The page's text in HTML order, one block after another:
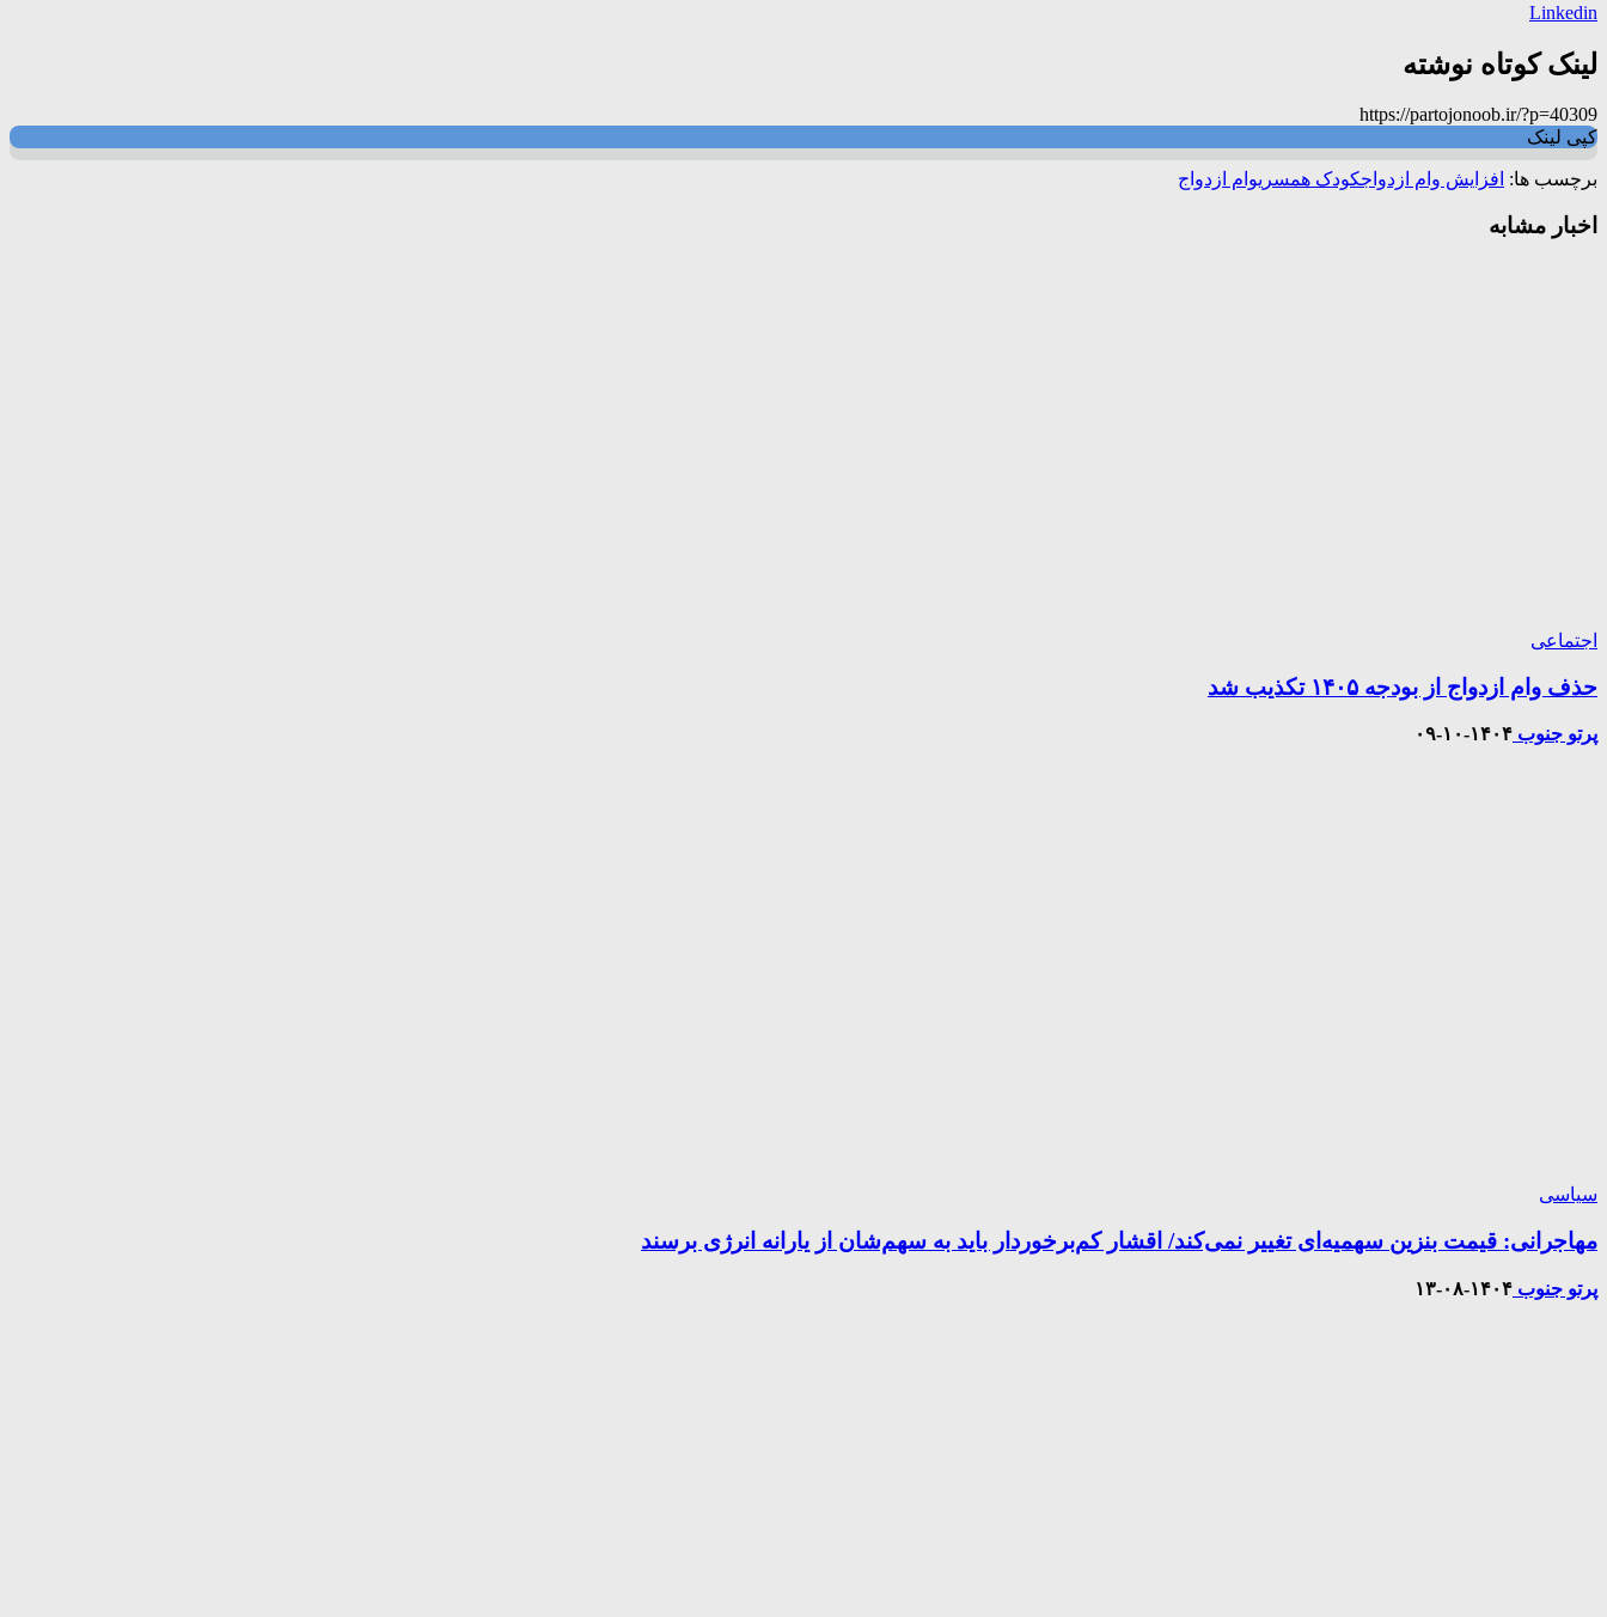
Linkedin
لینک کوتاه نوشته
https://partojonoob.ir/?p=40309
کپی لینک
برچسب ها: افزایش وام ازدواجکودک همسریوام ازدواج
اخبار مشابه
اجتماعی
حذف وام ازدواج از بودجه ۱۴۰۵ تکذیب شد
پرتو جنوب ۱۴۰۴-۱۰-۰۹
سیاسی
مهاجرانی: قیمت بنزین سهمیه‌ای تغییر نمی‌کند/ اقشار کم‌برخوردار باید به سهم‌شان از یارانه‌ انرژی برسند
پرتو جنوب ۱۴۰۴-۰۸-۱۳